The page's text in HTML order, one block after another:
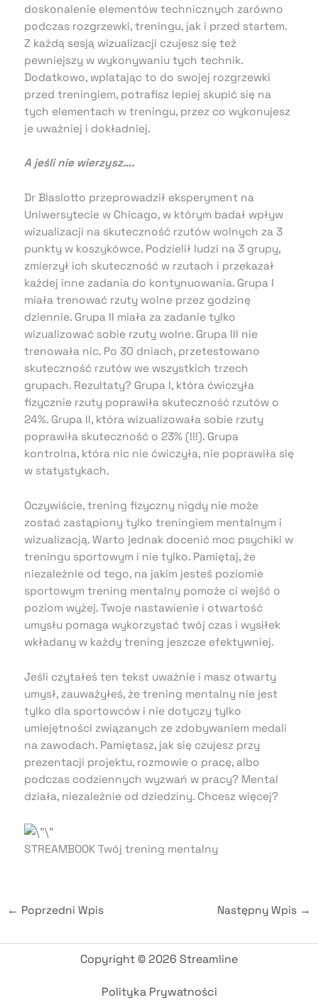
doskonalenie elementów technicznych zarówno
podczas rozgrzewki, treningu, jak i przed startem.
Z każdą sesją wizualizacji czujesz się też
pewniejszy w wykonywaniu tych technik.
Dodatkowo, wplatając to do swojej rozgrzewki
przed treningiem, potrafisz lepiej skupić się na
tych elementach w treningu, przez co wykonujesz
je uważniej i dokładniej.
A jeśli nie wierzysz….
Dr Blaslotto przeprowadził eksperyment na
Uniwersytecie w Chicago, w którym badał wpływ
wizualizacji na skuteczność rzutów wolnych za 3
punkty w koszykówce. Podzielił ludzi na 3 grupy,
zmierzył ich skuteczność w rzutach i przekazał
każdej inne zadania do kontynuowania. Grupa I
miała trenować rzuty wolne przez godzinę
dziennie. Grupa II miała za zadanie tylko
wizualizować sobie rzuty wolne. Grupa III nie
trenowała nic. Po 30 dniach, przetestowano
skuteczność rzutów we wszystkich trzech
grupach. Rezultaty? Grupa I, która ćwiczyła
fizycznie rzuty poprawiła skuteczność rzutów o
24%. Grupa II, która wizualizowała sobie rzuty
poprawiła skuteczność o 23% (!!!). Grupa
kontrolna, która nic nie ćwiczyła, nie poprawiła się
w statystykach.
Oczywiście, trening fizyczny nigdy nie może
zostać zastąpiony tylko treningiem mentalnym i
wizualizacją. Warto jednak docenić moc psychiki w
treningu sportowym i nie tylko. Pamiętaj, że
niezależnie od tego, na jakim jesteś poziomie
sportowym trening mentalny pomoże ci wejść o
poziom wyżej. Twoje nastawienie i otwartość
umysłu pomaga wykorzystać twój czas i wysiłek
wkładany w każdy trening jeszcze efektywniej.
Jeśli czytałeś ten tekst uważnie i masz otwarty
umysł, zauważyłeś, że trening mentalny nie jest
tylko dla sportowców i nie dotyczy tylko
umiejętności związanych ze zdobywaniem medali
na zawodach. Pamiętasz, jak się czujesz przy
prezentacji projektu, rozmowie o pracę, albo
podczas codziennych wyzwań w pracy? Mental
działa, niezależnie od dziedziny. Chcesz więcej?
STREAMBOOK Twój trening mentalny
← Poprzedni Wpis Następny Wpis →
Copyright © 2026 Streamline
Polityka Prywatności